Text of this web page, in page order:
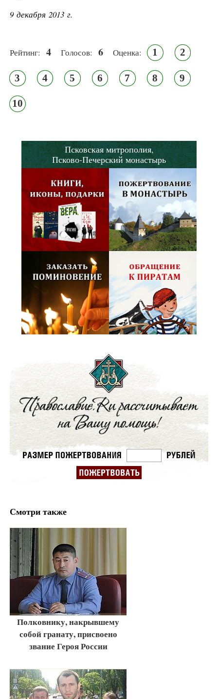
9 декабря 2013 г.
Рейтинг: 4 Голосов: 6 Оценка: 1 2
3 4 5 6 7 8 9
10
Псковская митрополия,
Псково-Печерский монастырь
Смотри также
Полковнику, накрывшему
собой гранату, присвоено
звание Героя России